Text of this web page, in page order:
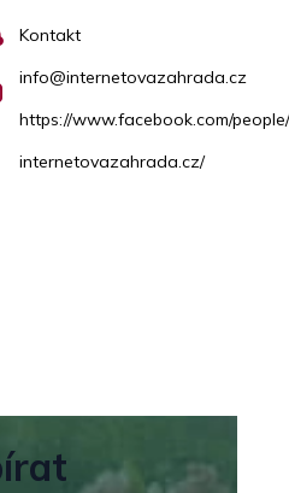
Kontakt
info@internetovazahrada.cz
https://www.facebook.com/
internetovazahrada.cz/